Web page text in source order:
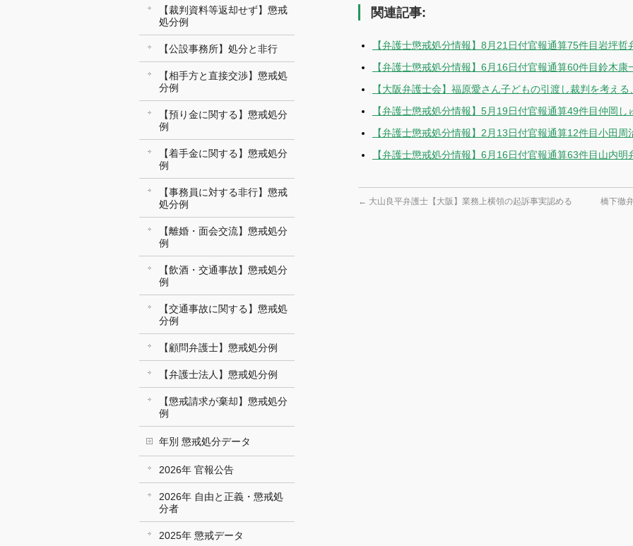
関連記事:
【弁護士懲戒処分情報】8月21日付官報通算75件目岩坪哲
【弁護士懲戒処分情報】6月16日付官報通算60件目鈴木
【大阪弁護士会】福原愛さん子どもの引渡し裁判を考え
【弁護士懲戒処分情報】5月19日付官報通算49件目仲岡
【弁護士懲戒処分情報】2月13日付官報通算12件目小田周
【弁護士懲戒処分情報】6月16日付官報通算63件目山内明
← 大山良平弁護士【大阪】業務上横領の起訴事実認める 橋下徹
【裁判資料等返却せず】懲戒
処分例
【公設事務所】処分と非行
【相手方と直接交渉】懲戒処
分例
【預り金に関する】懲戒処分
例
【着手金に関する】懲戒処分
例
【事務員に対する非行】懲戒
処分例
【離婚・面会交流】懲戒処分
例
【飲酒・交通事故】懲戒処分
例
【交通事故に関する】懲戒処
分例
【顧問弁護士】懲戒処分例
【弁護士法人】懲戒処分例
【懲戒請求が棄却】懲戒処分
例
年別 懲戒処分データ
2026年 官報公告
2026年 自由と正義・懲戒処
分者
2025年 懲戒データ